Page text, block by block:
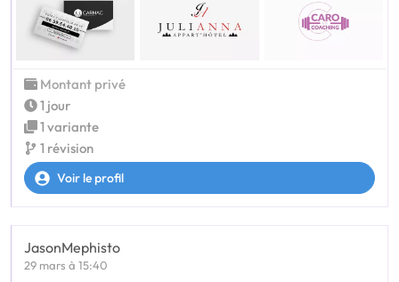
Montant privé
1 jour
1 variante
1 révision
Voir le profil
JasonMephisto
29 mars à 15:40